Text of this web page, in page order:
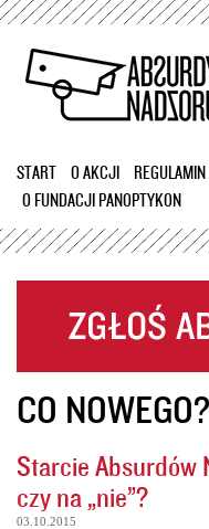
treści
START O AKCJI REGULAMIN
O FUNDACJI PANOPTYKON
CO NOWEGO?
Starcie Absurdów
czy na „nie”?
03.10.2015